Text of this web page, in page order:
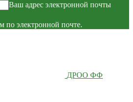
Ваш адрес электронной почты
по электронной почте.
ДРОО ФФ